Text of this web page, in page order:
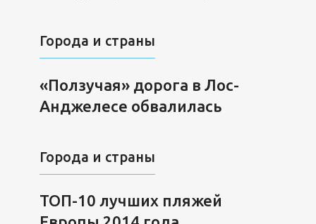
Города и страны
«Ползучая» дорога в Лос-
Анджелесе обвалилась
Города и страны
ТОП-10 лучших пляжей